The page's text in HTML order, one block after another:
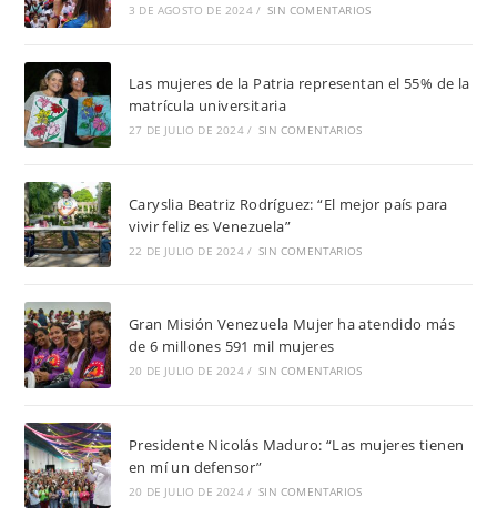
3 DE AGOSTO DE 2024 / SIN COMENTARIOS
Las mujeres de la Patria representan el 55% de la
matrícula universitaria
27 DE JULIO DE 2024 / SIN COMENTARIOS
Caryslia Beatriz Rodríguez: “El mejor país para
vivir feliz es Venezuela”
22 DE JULIO DE 2024 / SIN COMENTARIOS
Gran Misión Venezuela Mujer ha atendido más
de 6 millones 591 mil mujeres
20 DE JULIO DE 2024 / SIN COMENTARIOS
Presidente Nicolás Maduro: “Las mujeres tienen
en mí un defensor”
20 DE JULIO DE 2024 / SIN COMENTARIOS